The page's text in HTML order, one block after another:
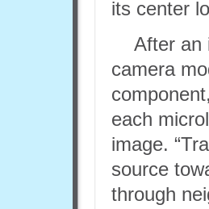
its center
After an
camera
each
image.
source
through